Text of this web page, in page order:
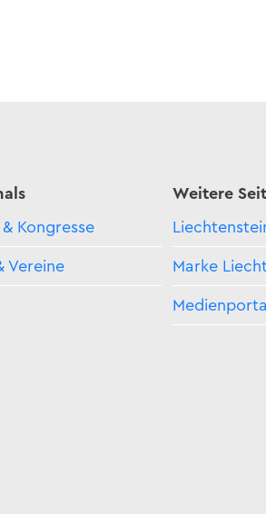
Kongresse
Vereine
Weitere
Marke
Medienportal